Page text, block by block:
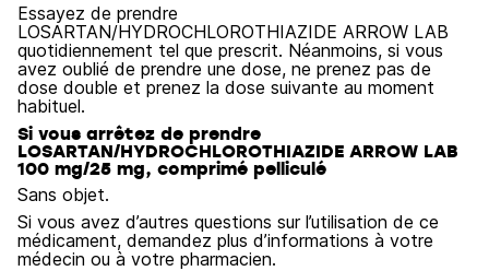
Essayez de prendre
LOSARTAN/HYDROCHLOROTHIAZIDE ARROW LAB
quotidiennement tel que prescrit. Néanmoins, si vous
avez oublié de prendre une dose, ne prenez pas de
dose double et prenez la dose suivante au moment
habituel.
Si vous arrêtez de prendre
LOSARTAN/HYDROCHLOROTHIAZIDE ARROW LAB
100 mg/25 mg, comprimé pelliculé
Sans objet.
Si vous avez d’autres questions sur l’utilisation de ce
médicament, demandez plus d’informations à votre
médecin ou à votre pharmacien.